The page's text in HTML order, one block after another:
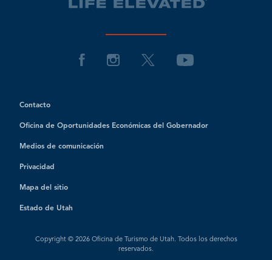
Contacto
Oficina de Oportunidades Económicas del Gobernador
Medios de comunicación
Privacidad
Mapa del sitio
Estado de Utah
Copyright © 2026 Oficina de Turismo de Utah. Todos los derechos
reservados.